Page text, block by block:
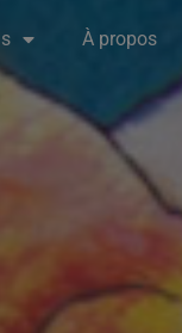
À propos